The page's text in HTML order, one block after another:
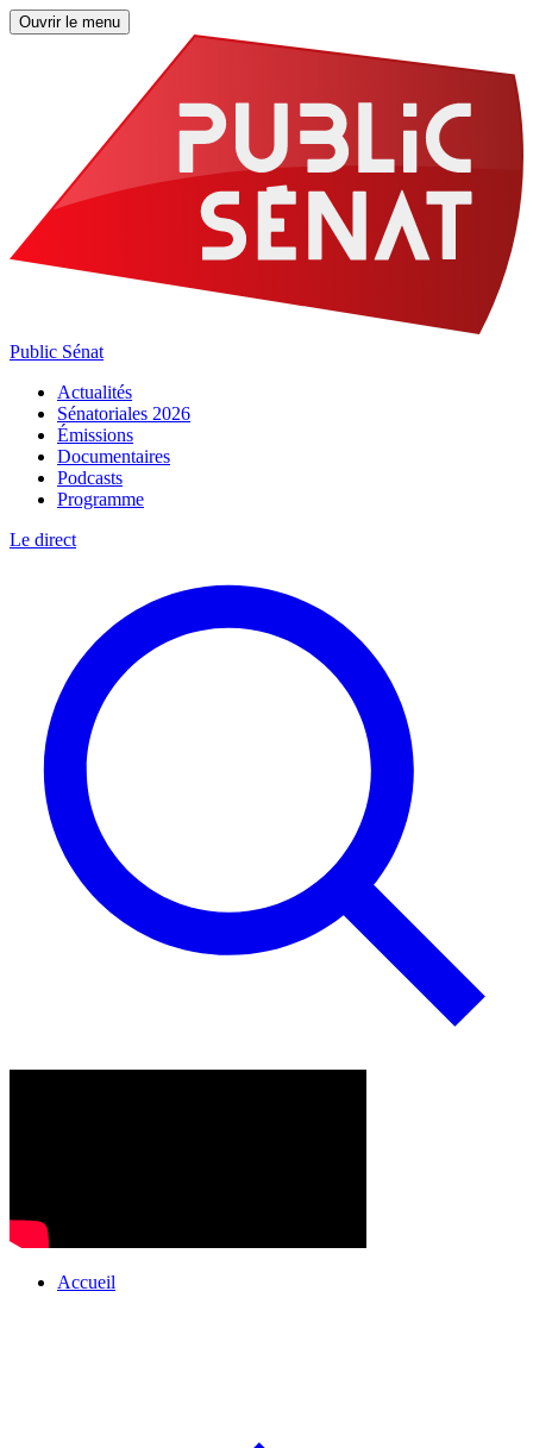
Ouvrir le menu
Public Sénat
Actualités
Sénatoriales 2026
Émissions
Documentaires
Podcasts
Programme
Le direct
Accueil